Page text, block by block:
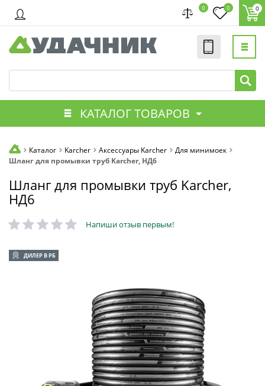
0 0 0
КАТАЛОГ ТОВАРОВ
Каталог Karcher Аксессуары Karcher
Для минимоек
Шланг для промывки труб Karcher, НД6
Шланг для промывки труб Karcher,
НД6
Напиши отзыв первым!
ДИЛЕР В РБ